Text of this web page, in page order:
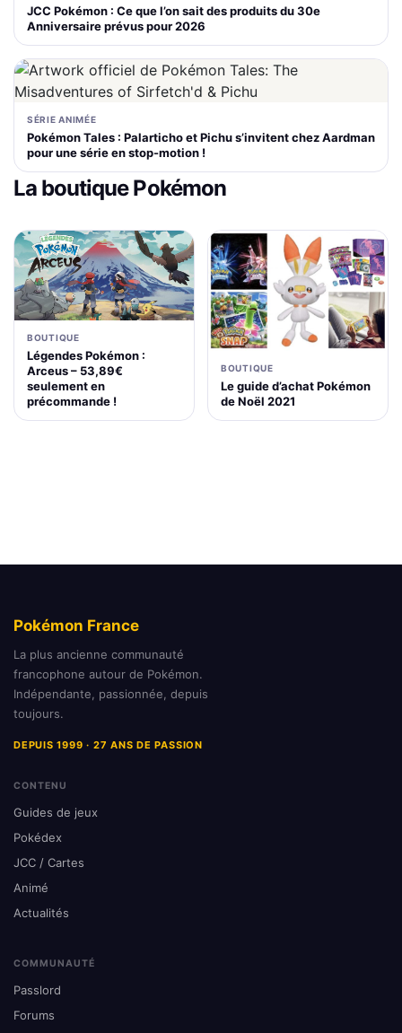
JCC Pokémon : Ce que l’on sait des produits du 30e
Anniversaire prévus pour 2026
SÉRIE ANIMÉE
Pokémon Tales : Palarticho et Pichu s’invitent chez Aardman
pour une série en stop-motion !
La boutique Pokémon
BOUTIQUE
Légendes Pokémon :
Arceus – 53,89€
seulement en
précommande !
BOUTIQUE
Le guide d’achat Pokémon
de Noël 2021
Pokémon France
La plus ancienne communauté
francophone autour de Pokémon.
Indépendante, passionnée, depuis
toujours.
DEPUIS 1999 · 27 ANS DE PASSION
CONTENU
Guides de jeux
Pokédex
JCC / Cartes
Animé
Actualités
COMMUNAUTÉ
Passlord
Forums